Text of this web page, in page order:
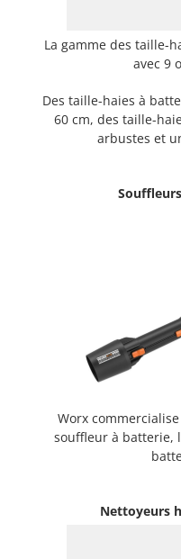
La gamme des taille-
avec 9
Des taille-haies à
60 cm, des taille-
arbustes et
Worx
souffleur à batterie,
Nettoyeurs